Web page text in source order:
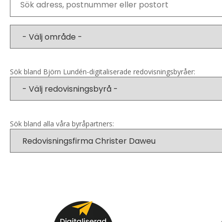
Sök bland Björn Lundén-digitaliserade redovisningsbyråer:
Sök bland alla våra byråpartners: